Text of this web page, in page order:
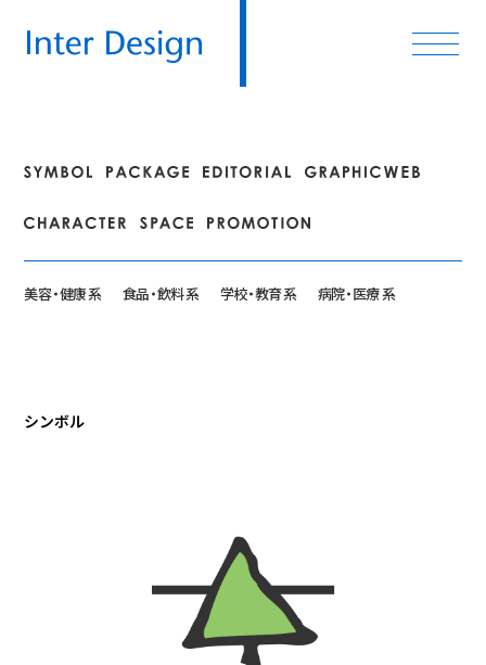
美容・健康 系 食品・飲料 系 学校・教育 系 病院・医療 系
シンボル